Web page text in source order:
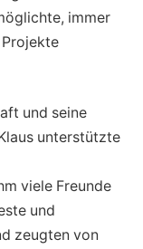
immer
und seine
unterstützte
viele Freunde
und
zeugten von